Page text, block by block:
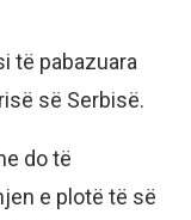
të pabazuara
së Serbisë.
do të
e plotë të së